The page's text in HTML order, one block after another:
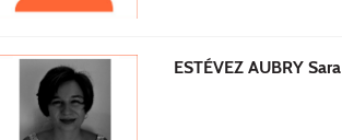
ESTÉVEZ AUBRY Sara